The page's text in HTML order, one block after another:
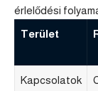
érlelődési
Terület
Kapcsolatok